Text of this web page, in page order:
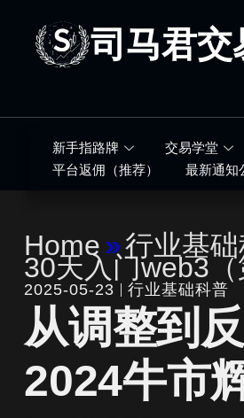
司马君交
新手指路牌 交易学堂
平台返佣（推荐）
最新通知
Home»行业基
30天入门web3
2025-05-23 行业基础科普
从调整到
2024牛市